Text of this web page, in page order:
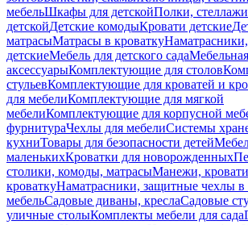
мебельШкафы для детскойПолки,
детскойДетские комодыКровати детские
матрасыМатрасы в кроватку
детскиеМебель для детского сада
аксессуарыКомплектующие для столов
стульевКомплектующие для кроватей и
для мебелиКомплектующие для мягкой
мебелиКомплектующие для корпусной
фурнитураЧехлы для мебелиСистемы
кухниТовары для безопасности детей
маленькихКроватки для новорожденных
столики, комоды, матрасыМанежи,
кроваткуНаматрасники, защитные чехлы в
мебельСадовые диваны, креслаСадовые
уличные столыКомплекты мебели для сада